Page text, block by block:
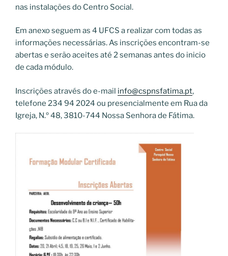
nas instalações do Centro Social.
Em anexo seguem as 4 UFCS a realizar com todas as
informações necessárias. As inscrições encontram-se
abertas e serão aceites até 2 semanas antes do inicio
de cada módulo.
Inscrições através do e-mail info@cspnsfatima.pt,
telefone 234 94 2024 ou presencialmente em Rua da
Igreja, N.º 48, 3810-744 Nossa Senhora de Fátima.